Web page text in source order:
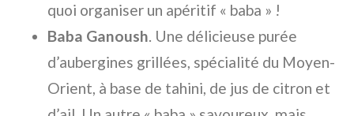
quoi organiser un apéritif « baba » !
Baba Ganoush. Une délicieuse purée
d’aubergines grillées, spécialité du Moyen-
Orient, à base de tahini, de jus de citron et